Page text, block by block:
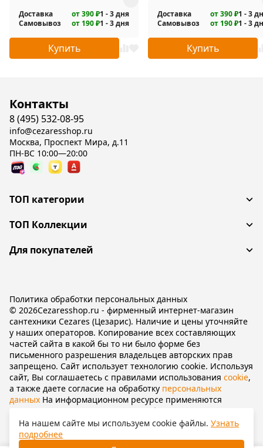
Доставка от 390 ₽1 - 3 дня
Самовывоз
от 190 ₽1 - 3 дня
Купить
Доставка от 390 ₽1 - 3
Самовывоз
от 190 ₽1 - 3
Купить
Контакты
8 (495) 532-08-95
info@cezaresshop.ru
Москва, Проспект Мира, д.11
ПН-ВС 10:00—20:00
ТОП категории
ТОП Коллекции
Для покупателей
© 2026Cezaresshop.ru - фирменный интернет-магазин
сантехники Cezares (Цезарис). Наличие и цены уточняйте
у наших операторов. Копирование всех составляющих
частей сайта в какой бы то ни было форме без
письменного разрешения владельцев авторских прав
запрещено. Сайт использует технологию cookie. Используя
сайт, Вы соглашаетесь с правилами использования cookie,
а также даете согласие на обработку персональных
данных На информационном ресурсе применяются
(информационные
технологии предоставления информации на основе сбора,
систематизации и анализа сведений, относящихся к
предпочтениям пользователей сети «Интернет»,
Политика обработки персональных данных
На нашем сайте мы используем cookie файлы. Узнать
подробнее